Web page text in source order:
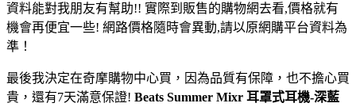
資料能對我朋友有幫助!! 實際到販售的購物網去看,價格就有
機會再便宜一些! 網路價格隨時會異動,請以原網購平台資料為
準！
最後我決定在奇摩購物中心買，因為品質有保障，也不擔心買
貴，還有7天滿意保證! Beats Summer Mixr 耳罩式耳機-深藍